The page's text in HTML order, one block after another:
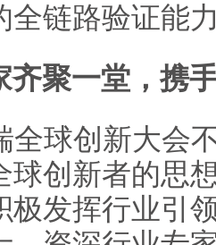
全链路验证能
齐聚一堂 ，携
全球创新大会
球创新者的思
极发挥行业引